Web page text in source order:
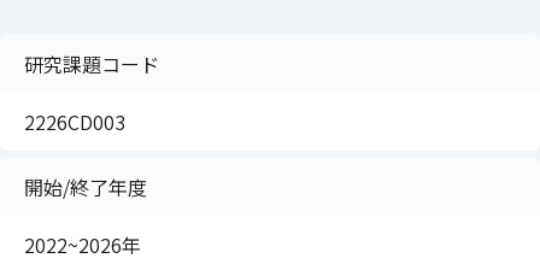
研究課題コード
2226CD003
開始/終了年度
2022~2026年